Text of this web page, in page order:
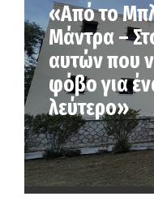
«Από το
Μάντρα –
αυτών που
φόβο για
λεύτερο»